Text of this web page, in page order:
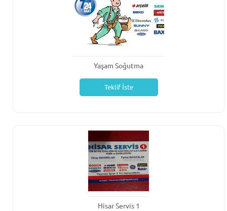
Yaşam Soğutma
Teklif İste
Hisar Servis 1